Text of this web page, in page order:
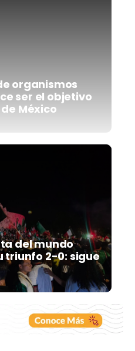
organismos
ser el objetivo
México
del mundo
triunfo 2-0: sigue